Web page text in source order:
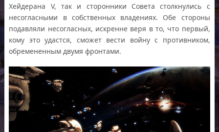
Хейдерана V, так и сторонники Совета столкнулись с
несогласными в собственных владениях. Обе стороны
подавляли несогласных, искренне веря в то, что первый,
кому это удастся, сможет вести войну с противником,
обремененным двумя фронтами.